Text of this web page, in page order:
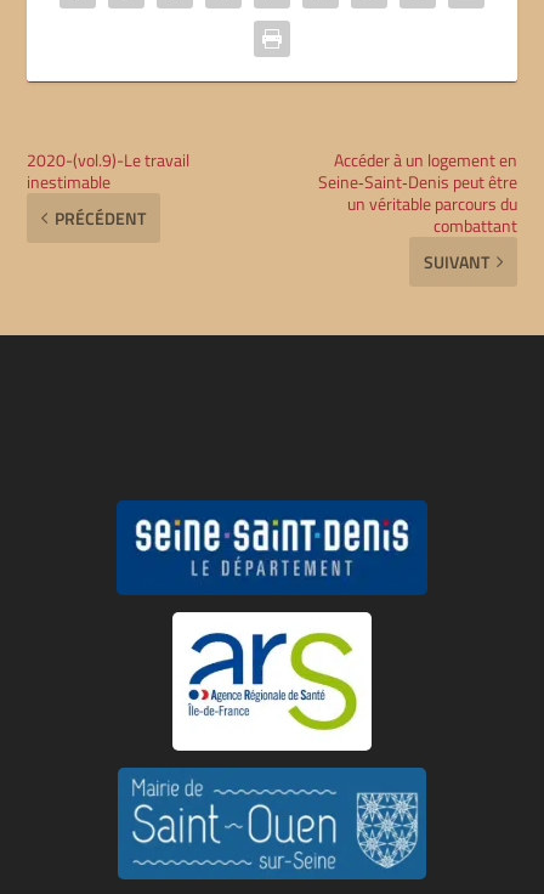
2020-(vol.9)-Le travail
inestimable
PRÉCÉDENT
Accéder à un logement en
Seine‑Saint‑Denis peut être
un véritable parcours du
combattant
SUIVANT